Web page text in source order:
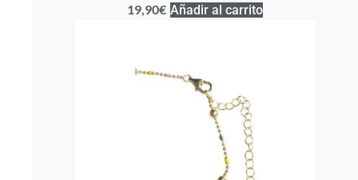
19,90€ Añadir al carrito